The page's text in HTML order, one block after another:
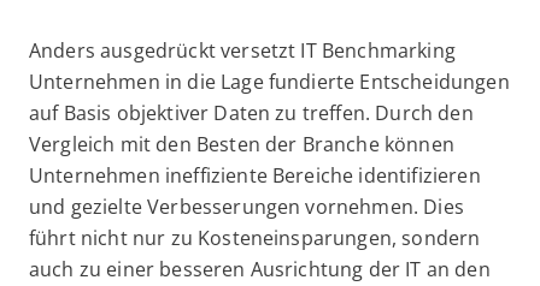
Anders ausgedrückt versetzt IT Benchmarking
Unternehmen in die Lage fundierte Entscheidungen
auf Basis objektiver Daten zu treffen. Durch den
Vergleich mit den Besten der Branche können
Unternehmen ineffiziente Bereiche identifizieren
und gezielte Verbesserungen vornehmen. Dies
führt nicht nur zu Kosteneinsparungen, sondern
auch zu einer besseren Ausrichtung der IT an den